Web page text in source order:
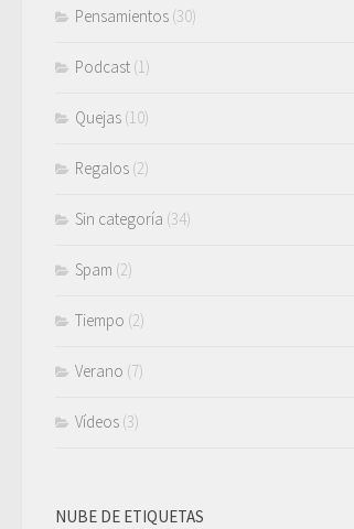
Pensamientos (30)
Podcast (1)
Quejas (10)
Regalos (2)
Sin categoría (34)
Spam (2)
Tiempo (2)
Verano (7)
Vídeos (3)
NUBE DE ETIQUETAS